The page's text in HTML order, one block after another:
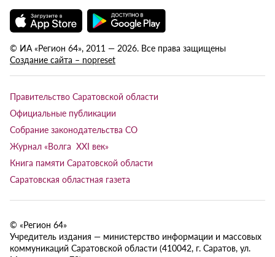
© ИА «Регион 64», 2011 — 2026. Все права защищены
Создание сайта – nopreset
Правительство Саратовской области
Официальные публикации
Собрание законодательства СО
Журнал «Волга XXI век»
Книга памяти Саратовской области
Саратовская областная газета
© «Регион 64»
Учредитель издания — министерство информации и массовых
коммуникаций Саратовской области (410042, г. Саратов, ул.